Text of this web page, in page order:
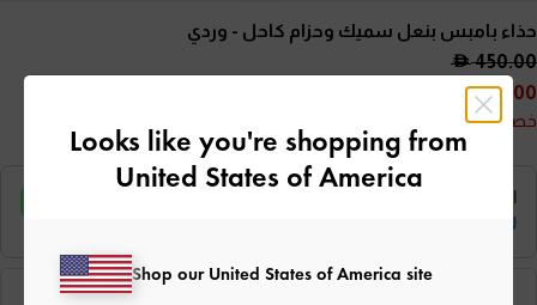
حذاء بامبس بنعل سميك وحزام كاحل - وردي
450.00
225.00
خصم 50%
Looks like you're shopping from
United States of America
Shop our United States of America site